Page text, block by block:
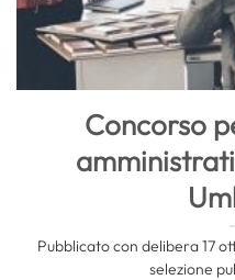
Concorso
Pubblicato con delibera 17
selezione